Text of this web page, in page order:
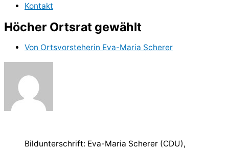
Kontakt
Höcher Ortsrat gewählt
Von Ortsvorsteherin Eva-Maria Scherer
Bildunterschrift: Eva-Maria Scherer (CDU),